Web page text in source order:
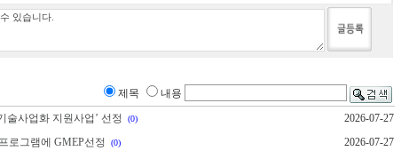
제목
내용
술사업화 지원사업’ 선정
(0)
2026-07-27
로그램에 GMEP선정
(0)
2026-07-27